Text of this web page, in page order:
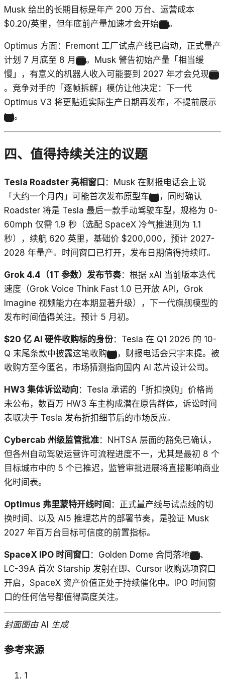
Musk 给出的长期目标是年产 200 万台、运营成本
$0.20/英里，但年底前产量加速才会开始
。
Optimus 方面：Fremont 工厂试点产线已启动，正式量产
计划 7 月底至 8 月
。Musk 警告初始产量「相当缓
慢」，有意义的机器人收入可能要到 2027 年才会兑现
。竞争对手的「逐帧拆解」模仿让他决定：下一代
Optimus V3 将更贴近实际生产日期再发布，不提前展示
。
四、值得持续关注的议题
Tesla Roadster 亮相窗口 ：Musk 在财报电话会上说
「大约一个月内」可能首次发布原型车
，同时确认
Roadster 将是 Tesla 最后一款手动驾驶车型，规格为 0-
60mph 仅需 1.9 秒（选配 SpaceX 冷气推进则为 1.1
秒），续航 620 英里，基础价 $200,000，预计 2027-
2028 年量产。时间窗口已打开，发布日期值得持续盯。
Grok 4.4（1T 参数）发布节奏：根据 xAI 当前版本迭代
速度（Grok Voice Think Fast 1.0 已开放 API，Grok
Imagine 视频能力在本期显著升级），下一代旗舰模型的
发布时间值得关注。预计 5 月初。
$20 亿 AI 硬件收购标的身份：Tesla 在 Q1 2026 的 10-
Q 末尾条款中披露这笔收购
，财报电话会只字未提。被
收购方至今匿名，市场猜测指向国内 AI 芯片设计公司。
HW3 集体诉讼动向 ：Tesla 承诺的「折扣换购」价格尚
未公布，数百万 HW3 车主构成潜在原告群体，诉讼时间
表取决于 Tesla 发布折扣细节后的市场反应。
Cybercab 州级监管批准：NHTSA 层面的豁免已确认，
但各州自动驾驶运营许可流程进度不一，尤其是最初 8 个
目标城市中的 5 个已推迟，监管审批进展将直接影响商业
化时间表。
Optimus 弗里蒙特开线时间 ：正式量产线与试点线的切
换时间、以及 AI5 推理芯片的部署节奏，是验证 Musk
2027 年百万台目标可信度的前置指标。
SpaceX IPO 时间窗口 ：Golden Dome 合同落地
、
LC-39A 首次 Starship 发射在即、Cursor 收购选项窗口
开启，SpaceX 资产价值正处于持续催化中。IPO 时间窗
口的任何信号都值得高度关注。
封面图由 AI 生成
参考来源
1